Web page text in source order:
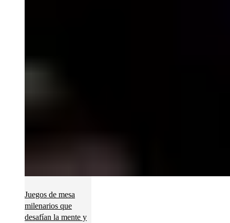
Juegos de mesa
milenarios que
desafían la mente y